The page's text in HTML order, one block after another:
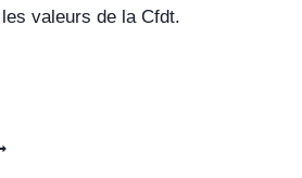
valeurs de la Cfdt.